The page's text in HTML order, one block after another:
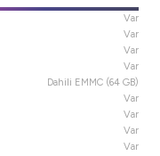
Var
Var
Var
Var
Dahili EMMC (64 GB)
Var
Var
Var
Var